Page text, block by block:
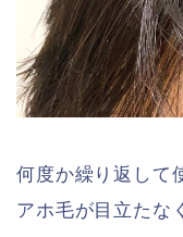
何度か繰り返して
アホ毛が目立たな